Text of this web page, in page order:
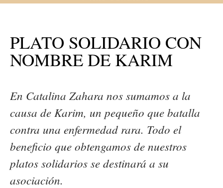
PLATO SOLIDARIO CON
NOMBRE DE KARIM
En Catalina Zahara nos sumamos a la
causa de Karim, un pequeño que batalla
contra una enfermedad rara. Todo el
beneficio que obtengamos de nuestros
platos solidarios se destinará a su
asociación.